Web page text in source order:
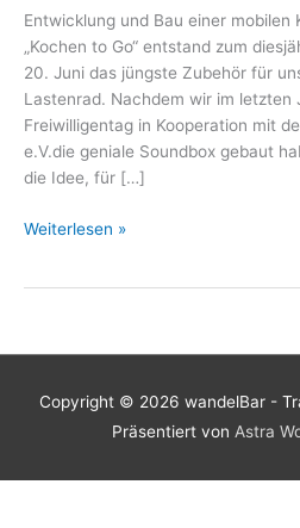
Entwicklung und Bau einer
„Kochen to Go“ entstand zum
20. Juni das jüngste Zubehör für
Lastenrad. Nachdem wir im letzten
Freiwilligentag in Kooperation mit
e.V.die geniale Soundbox gebaut
die Idee, für […]
Rückblick
go
Weiterlesen »
Copyright © 2026 wandelBar -
Präsentiert von Astra